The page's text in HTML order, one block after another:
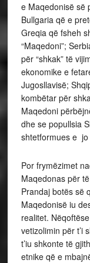
e Maqedonisë së
Bullgaria që e
Greqia që fsheh
“Maqedoni”;
për “shkak” të
ekonomike e
Jugosllavisë;
kombëtar për
Maqedoni
dhe se popullsia
shtetformues e jo
Por frymëzimet
Maqedonas për
Prandaj botës së
Maqedonisë iu
realitet.
vetizolimin për t’i
t’iu shkonte të
etnike që e